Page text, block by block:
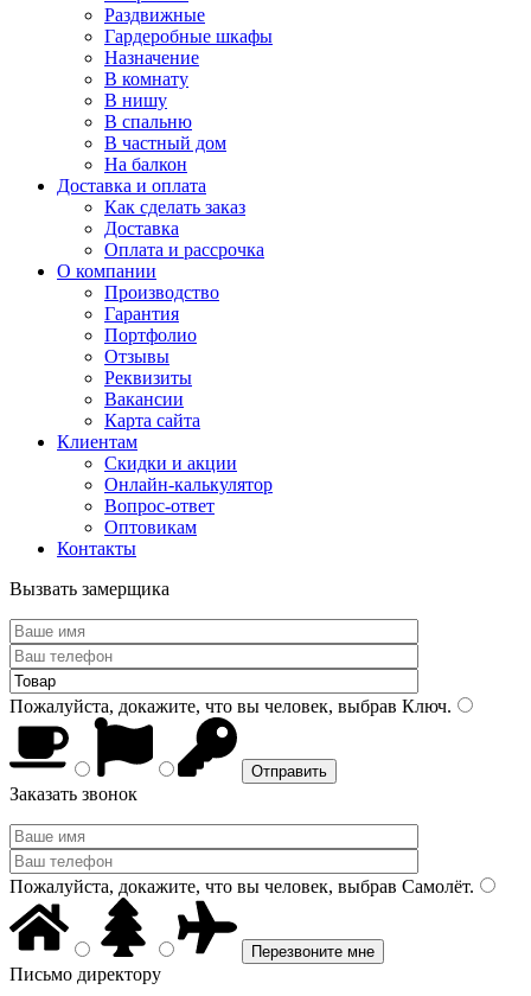
Раздвижные
Гардеробные шкафы
Назначение
В комнату
В нишу
В спальню
В частный дом
На балкон
Доставка и оплата
Как сделать заказ
Доставка
Оплата и рассрочка
О компании
Производство
Гарантия
Портфолио
Отзывы
Реквизиты
Вакансии
Карта сайта
Клиентам
Скидки и акции
Онлайн-калькулятор
Вопрос-ответ
Оптовикам
Контакты
Вызвать замерщика
Пожалуйста, докажите, что вы человек, выбрав Ключ.
Заказать звонок
Пожалуйста, докажите, что вы человек, выбрав Самолёт.
Письмо директору